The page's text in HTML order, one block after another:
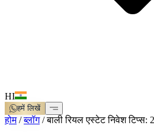
HI
हमें लिखें
होम/ब्लॉग/बाली रियल एस्टेट निवेश टिप्स: